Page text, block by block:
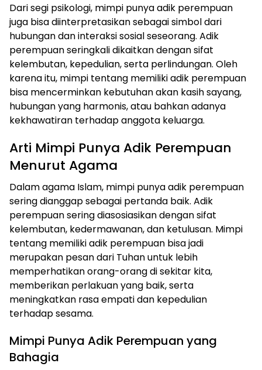
Dari segi psikologi, mimpi punya adik perempuan
juga bisa diinterpretasikan sebagai simbol dari
hubungan dan interaksi sosial seseorang. Adik
perempuan seringkali dikaitkan dengan sifat
kelembutan, kepedulian, serta perlindungan. Oleh
karena itu, mimpi tentang memiliki adik perempuan
bisa mencerminkan kebutuhan akan kasih sayang,
hubungan yang harmonis, atau bahkan adanya
kekhawatiran terhadap anggota keluarga.
Arti Mimpi Punya Adik Perempuan
Menurut Agama
Dalam agama Islam, mimpi punya adik perempuan
sering dianggap sebagai pertanda baik. Adik
perempuan sering diasosiasikan dengan sifat
kelembutan, kedermawanan, dan ketulusan. Mimpi
tentang memiliki adik perempuan bisa jadi
merupakan pesan dari Tuhan untuk lebih
memperhatikan orang-orang di sekitar kita,
memberikan perlakuan yang baik, serta
meningkatkan rasa empati dan kepedulian
terhadap sesama.
Mimpi Punya Adik Perempuan yang
Bahagia